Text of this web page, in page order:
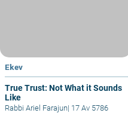
Ekev
True Trust: Not What it Sounds
Like
Rabbi Ariel Farajun| 17 Av 5786